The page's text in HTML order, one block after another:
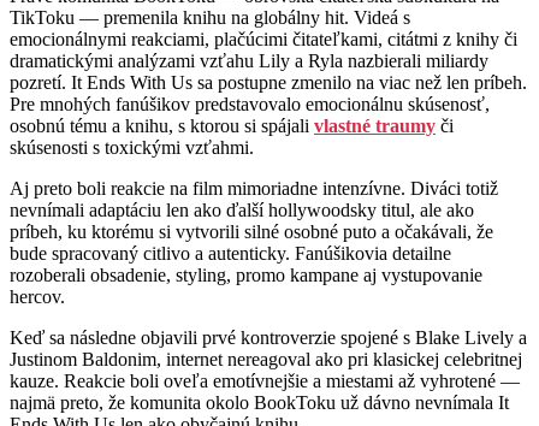
TikToku — premenila knihu na globálny hit. Videá s
emocionálnymi reakciami, plačúcimi čitateľkami, citátmi z knihy či
dramatickými analýzami vzťahu Lily a Ryla nazbierali miliardy
pozretí. It Ends With Us sa postupne zmenilo na viac než len príbeh.
Pre mnohých fanúšikov predstavovalo emocionálnu skúsenosť,
osobnú tému a knihu, s ktorou si spájali vlastné traumy či
skúsenosti s toxickými vzťahmi.
Aj preto boli reakcie na film mimoriadne intenzívne. Diváci totiž
nevnímali adaptáciu len ako ďalší hollywoodsky titul, ale ako
príbeh, ku ktorému si vytvorili silné osobné puto a očakávali, že
bude spracovaný citlivo a autenticky. Fanúšikovia detailne
rozoberali obsadenie, styling, promo kampane aj vystupovanie
hercov.
Keď sa následne objavili prvé kontroverzie spojené s Blake Lively a
Justinom Baldonim, internet nereagoval ako pri klasickej celebritnej
kauze. Reakcie boli oveľa emotívnejšie a miestami až vyhrotené —
najmä preto, že komunita okolo BookToku už dávno nevnímala It